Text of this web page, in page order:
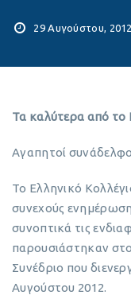
29 Αυγούστου, 2012
Τα καλύτερα από το
Αγαπητοί
Το Ελληνικό
συνεχούς
συνοπτικά τις
παρουσιάστηκαν
Συνέδριο που
Αυγούστου 2012.